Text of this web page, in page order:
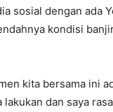
sosial dengan ada
kondisi
kita bersama ini
dan saya